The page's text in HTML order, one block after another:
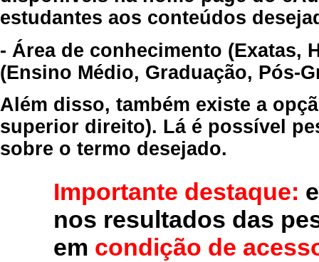
estudantes aos conteúdos
- Área de conhecimento (Exatas,
(Ensino Médio, Graduação, Pós-
Além disso, também existe a
superior direito). Lá é possível
sobre o termo desejado.
Importante destaque:
nos resultados das
em condição de